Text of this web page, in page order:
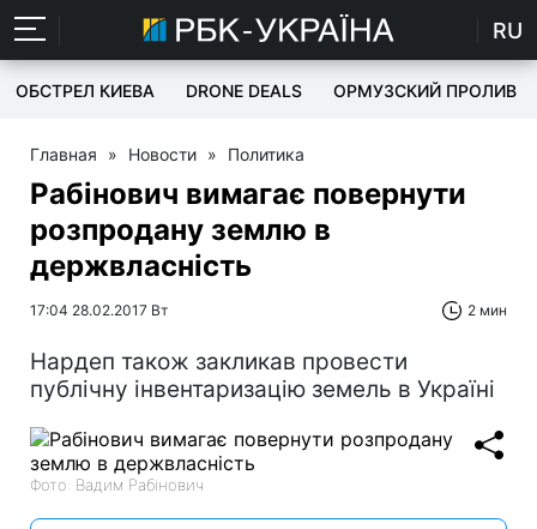
RU
ОБСТРЕЛ КИЕВА DRONE DEALS ОРМУЗСКИЙ ПРОЛИВ
Главная » Новости » Политика
Рабінович вимагає повернути
розпродану землю в
держвласність
17:04 28.02.2017 Вт 2 мин
Нардеп також закликав провести
публічну інвентаризацію земель в Україні
Фото: Вадим Рабінович